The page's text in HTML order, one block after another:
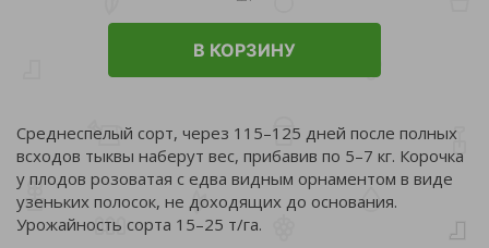
В КОРЗИНУ
Среднеспелый сорт, через 115–125 дней после полных
всходов тыквы наберут вес, прибавив по 5–7 кг. Корочка
у плодов розоватая с едва видным орнаментом в виде
узеньких полосок, не доходящих до основания.
Урожайность сорта 15–25 т/га.